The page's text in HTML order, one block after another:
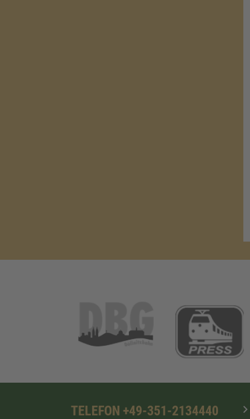
TELEFON +49-351-2134440